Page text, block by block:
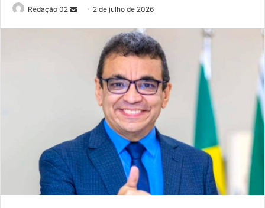
Redação 02
Send 2 de julho de 2026